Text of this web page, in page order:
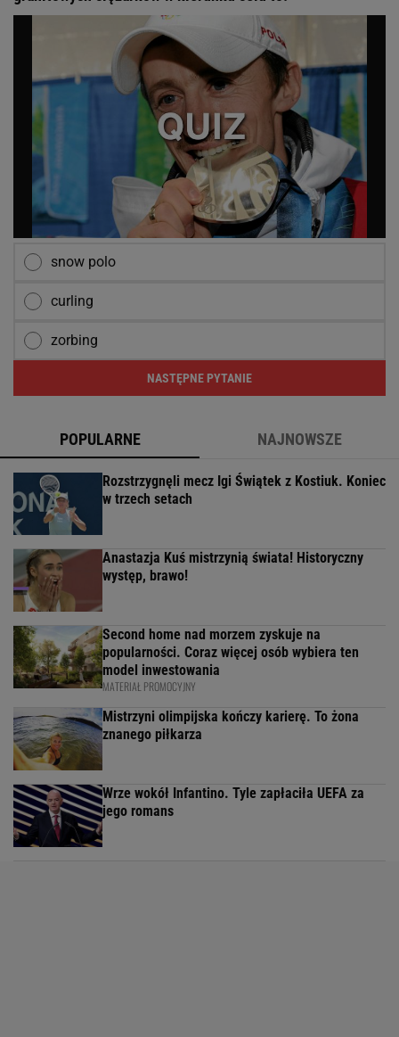
snow polo
curling
zorbing
NASTĘPNE PYTANIE
POPULARNE NAJNOWSZE
Rozstrzygnęli mecz Igi Świątek z Kostiuk. Koniec
w trzech setach
Anastazja Kuś mistrzynią świata! Historyczny
występ, brawo!
Second home nad morzem zyskuje na
popularności. Coraz więcej osób wybiera ten
model inwestowania
MATERIAŁ PROMOCYJNY
Mistrzyni olimpijska kończy karierę. To żona
znanego piłkarza
Wrze wokół Infantino. Tyle zapłaciła UEFA za
jego romans